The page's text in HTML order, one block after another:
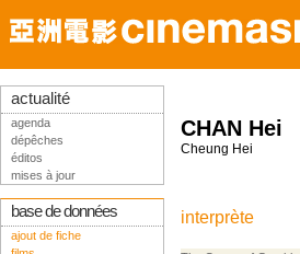
CHAN Hei
Cheung Hei
interprète
actualité
agenda
dépêches
éditos
mises à jour
base de données
ajout de fiche